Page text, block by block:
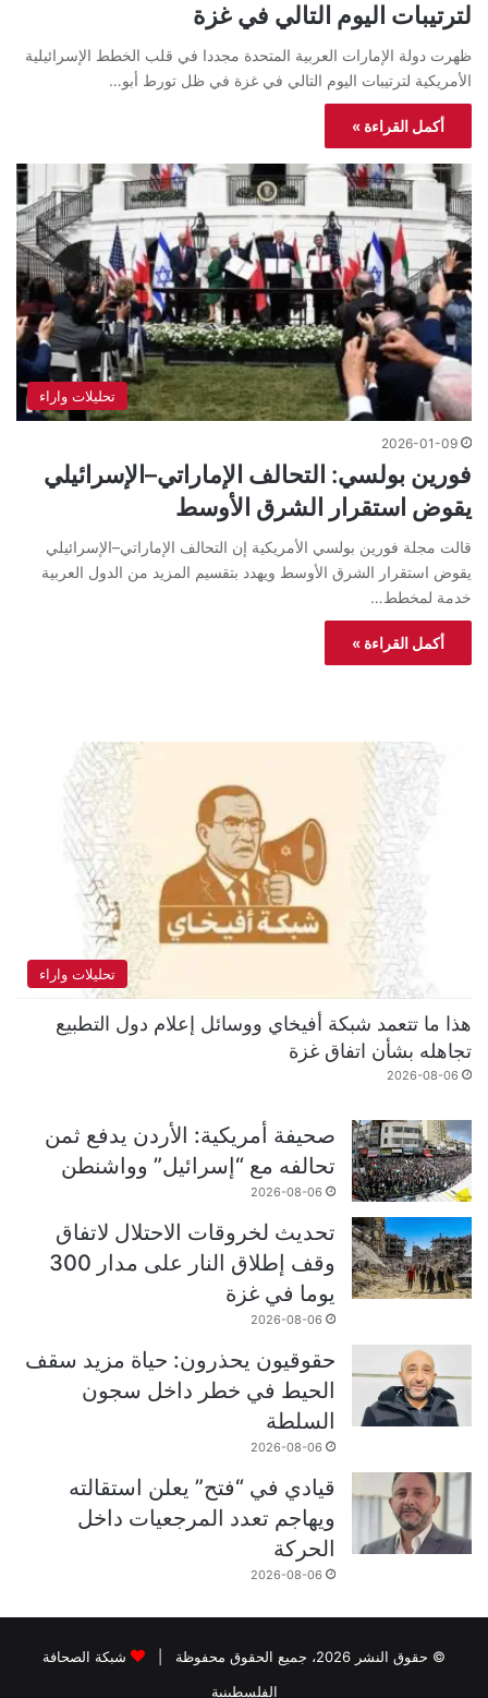
لترتيبات اليوم التالي في غزة
ظهرت دولة الإمارات العربية المتحدة مجددا في قلب الخطط الإسرائيلية
الأمريكية لترتيبات اليوم التالي في غزة في ظل تورط أبو…
أكمل القراءة »
تحليلات واراء
2026-01-09
فورين بولسي: التحالف الإماراتي–الإسرائيلي
يقوض استقرار الشرق الأوسط
قالت مجلة فورين بولسي الأمريكية إن التحالف الإماراتي–الإسرائيلي
يقوض استقرار الشرق الأوسط ويهدد بتقسيم المزيد من الدول العربية
خدمة لمخطط…
أكمل القراءة »
تحليلات واراء
هذا ما تتعمد شبكة أفيخاي ووسائل إعلام دول التطبيع
تجاهله بشأن اتفاق غزة
2026-08-06
صحيفة أمريكية: الأردن يدفع ثمن
تحالفه مع “إسرائيل” وواشنطن
2026-08-06
تحديث لخروقات الاحتلال لاتفاق
وقف إطلاق النار على مدار 300
يوما في غزة
2026-08-06
حقوقيون يحذرون: حياة مزيد سقف
الحيط في خطر داخل سجون
السلطة
2026-08-06
قيادي في “فتح” يعلن استقالته
ويهاجم تعدد المرجعيات داخل
الحركة
2026-08-06
© حقوق النشر 2026، جميع الحقوق محفوظة |
شبكة الصحافة
الفلسطينية